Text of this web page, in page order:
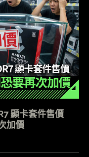
顯卡套件售價
加價